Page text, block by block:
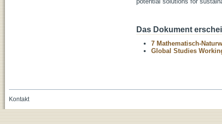
Das Dokument
7 Mathematisch-
Global Studies
Kontakt